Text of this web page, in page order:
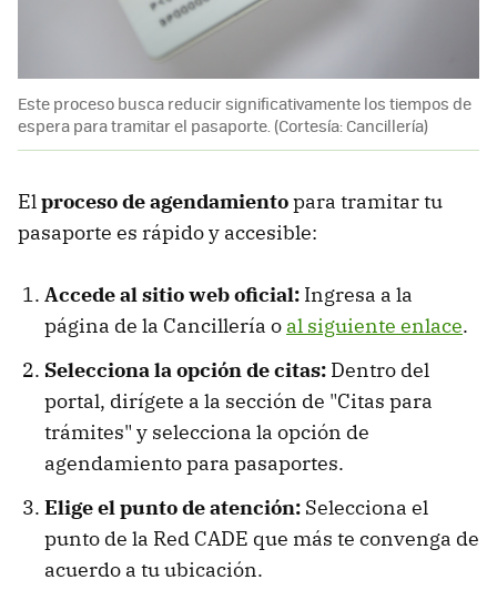
Este proceso busca reducir significativamente los tiempos de
espera para tramitar el pasaporte. (Cortesía: Cancillería)
Elproceso de agendamientopara tramitar tu
pasaporte es rápido y accesible:
Accede al sitio web oficial: Ingresa a la
página de la Cancillería o al siguiente enlace.
Selecciona la opción de citas: Dentro del
portal, dirígete a la sección de "Citas para
trámites" y selecciona la opción de
agendamiento para pasaportes.
Elige el punto de atención: Selecciona el
punto de la Red CADE que más te convenga de
acuerdo a tu ubicación.